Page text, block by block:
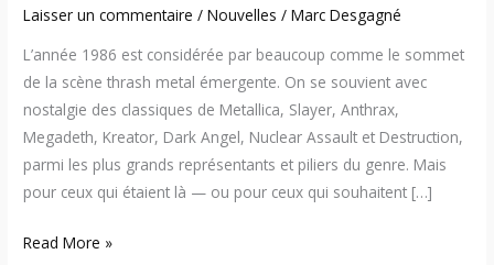
Laisser un commentaire /Nouvelles /Marc Desgagné
L’année 1986 est considérée par beaucoup comme le sommet
de la scène thrash metal émergente. On se souvient avec
nostalgie des classiques de Metallica, Slayer, Anthrax,
Megadeth, Kreator, Dark Angel, Nuclear Assault et Destruction,
parmi les plus grands représentants et piliers du genre. Mais
pour ceux qui étaient là — ou pour ceux qui souhaitent […]
Read More »